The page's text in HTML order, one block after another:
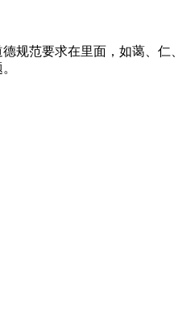
规范要求在里面，如蔼、